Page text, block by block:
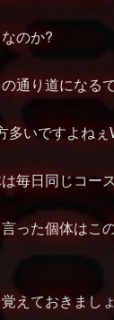
のか?
通り道になる
多いですよねぇ
毎日同じコー
った個体はこ
えておきまし